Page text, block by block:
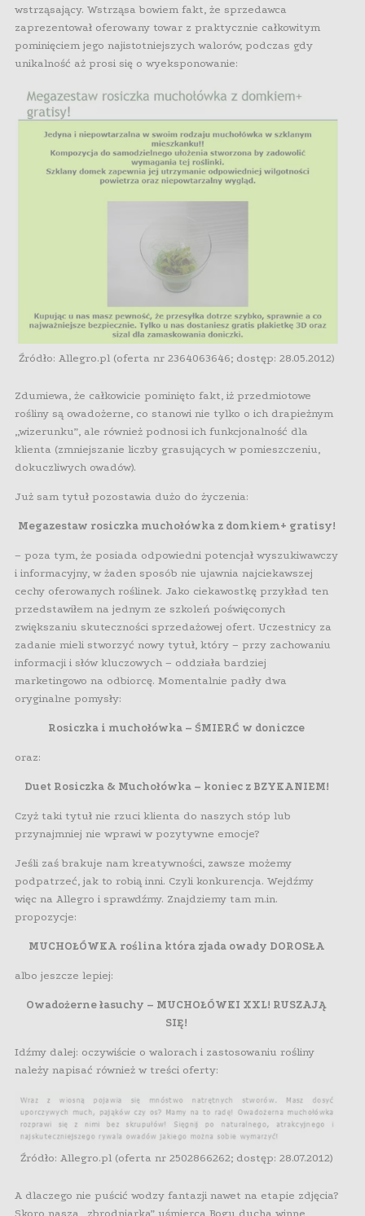
wstrząsający. Wstrząsa bowiem fakt, że sprzedawca
zaprezentował oferowany towar z praktycznie całkowitym
pominięciem jego najistotniejszych walorów, podczas gdy
unikalność aż prosi się o wyeksponowanie:
Źródło: Allegro.pl (oferta nr 2364063646; dostęp: 28.05.2012)
Zdumiewa, że całkowicie pominięto fakt, iż przedmiotowe
rośliny są owadożerne, co stanowi nie tylko o ich drapieżnym
„wizerunku”, ale również podnosi ich funkcjonalność dla
klienta (zmniejszanie liczby grasujących w pomieszczeniu,
dokuczliwych owadów).
Już sam tytuł pozostawia dużo do życzenia:
Megazestaw rosiczka muchołówka z domkiem+ gratisy!
– poza tym, że posiada odpowiedni potencjał wyszukiwawczy
i informacyjny, w żaden sposób nie ujawnia najciekawszej
cechy oferowanych roślinek. Jako ciekawostkę przykład ten
przedstawiłem na jednym ze szkoleń poświęconych
zwiększaniu skuteczności sprzedażowej ofert. Uczestnicy za
zadanie mieli stworzyć nowy tytuł, który – przy zachowaniu
informacji i słów kluczowych – oddziała bardziej
marketingowo na odbiorcę. Momentalnie padły dwa
oryginalne pomysły:
Rosiczka i muchołówka – ŚMIERĆ w doniczce
oraz:
Duet Rosiczka & Muchołówka – koniec z BZYKANIEM!
Czyż taki tytuł nie rzuci klienta do naszych stóp lub
przynajmniej nie wprawi w pozytywne emocje?
Jeśli zaś brakuje nam kreatywności, zawsze możemy
podpatrzeć, jak to robią inni. Czyli konkurencja. Wejdźmy
więc na Allegro i sprawdźmy. Znajdziemy tam m.in.
propozycje:
MUCHOŁÓWKA roślina która zjada owady DOROSŁA
albo jeszcze lepiej:
Owadożerne łasuchy – MUCHOŁÓWKI XXL! RUSZAJĄ
SIĘ!
Idźmy dalej: oczywiście o walorach i zastosowaniu rośliny
należy napisać również w treści oferty:
Źródło: Allegro.pl (oferta nr 2502866262; dostęp: 28.07.2012)
A dlaczego nie puścić wodzy fantazji nawet na etapie zdjęcia?
Skoro nasza „zbrodniarka” uśmierca Bogu ducha winne